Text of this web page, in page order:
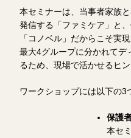
本セミナーは、当事者家族
発信する「ファミケア」と
「コノベル」だからこそ実
最大4グループに分かれてデ
るため、現場で活かせるヒ
ワークショップには以下の3
保護
本セ